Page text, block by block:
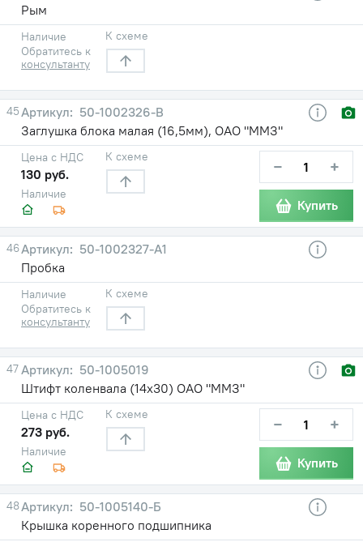
Рым
Наличие
Обратитесь к
консультанту
К схеме
45
50-1002326-В
Заглушка блока малая (16,5мм), ОАО "ММЗ"
Наличие
Цена с НДС
130 руб.
К схеме − +
Купить
46
50-1002327-А1
Пробка
Наличие
Обратитесь к
консультанту
К схеме
47
50-1005019
Штифт коленвала (14х30) ОАО "ММЗ"
Наличие
Цена с НДС
273 руб.
К схеме − +
Купить
48
50-1005140-Б
Крышка коренного подшипника